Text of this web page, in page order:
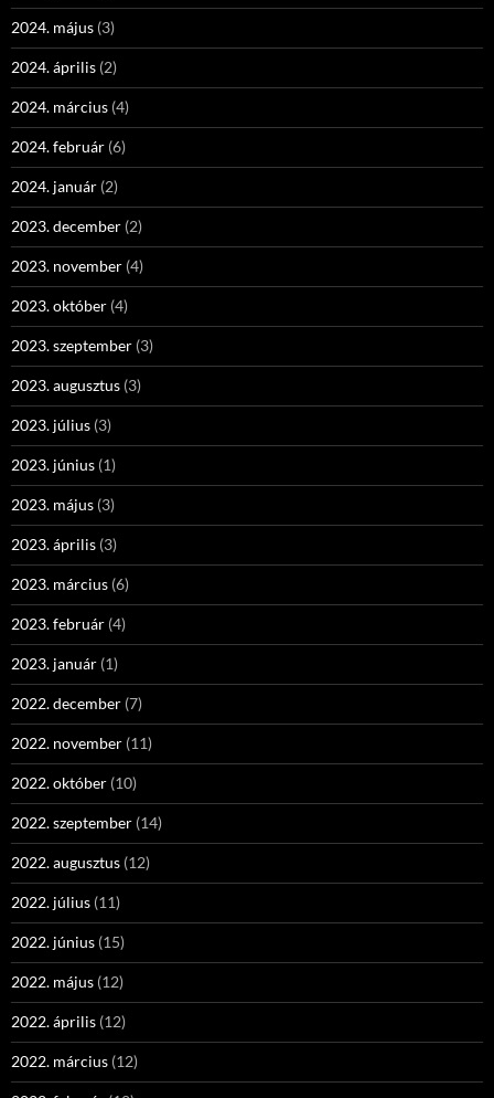
2024. május (3)
2024. április (2)
2024. március (4)
2024. február (6)
2024. január (2)
2023. december (2)
2023. november (4)
2023. október (4)
2023. szeptember (3)
2023. augusztus (3)
2023. július (3)
2023. június (1)
2023. május (3)
2023. április (3)
2023. március (6)
2023. február (4)
2023. január (1)
2022. december (7)
2022. november (11)
2022. október (10)
2022. szeptember (14)
2022. augusztus (12)
2022. július (11)
2022. június (15)
2022. május (12)
2022. április (12)
2022. március (12)